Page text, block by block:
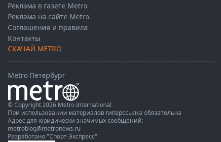
Реклама в газете Metro
Реклама на сайте Metro
Соглашения и правила
Контакты
СКАЧАЙ METRO
Metro Петербург
© Copyright 2026 Metro International
При использовании материалов гиперссылка обязательна
Адрес для юридически значимых сообщений:
metroblog@metronews.ru
Разработано "Спорт-Экспресс"